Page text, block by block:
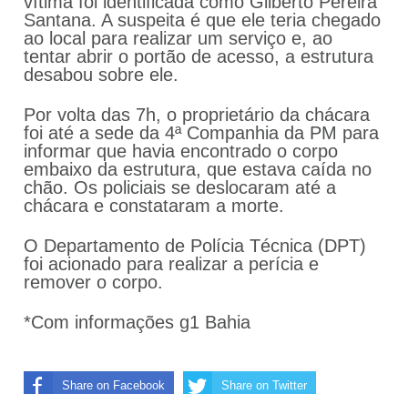
Santana. A suspeita é que ele teria chegado
ao local para realizar um serviço e, ao
tentar abrir o portão de acesso, a estrutura
desabou sobre ele.
Por volta das 7h, o proprietário da chácara
foi até a sede da 4ª Companhia da PM para
informar que havia encontrado o corpo
embaixo da estrutura, que estava caída no
chão. Os policiais se deslocaram até a
chácara e constataram a morte.
O Departamento de Polícia Técnica (DPT)
foi acionado para realizar a perícia e
remover o corpo.
*Com informações g1 Bahia
Share on Facebook Share on Twitter